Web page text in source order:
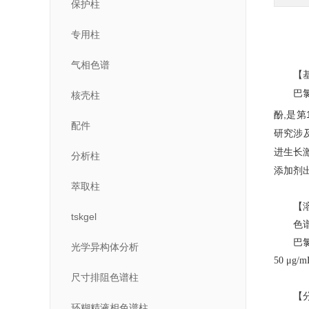
保护柱
专用柱
气相色谱
核壳柱
配件
分析柱
萃取柱
tskgel
光学异构体分析
尺寸排阻色谱柱
【
巴
酚 ,是第
研究涉
进生长
添加剂
【
色
巴
50 μg/
【